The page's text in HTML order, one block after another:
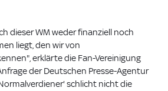
dieser WM weder finanziell noch
liegt, den wir von
erklärte die Fan-Vereinigung
der Deutschen Presse-Agentur
schlicht nicht die